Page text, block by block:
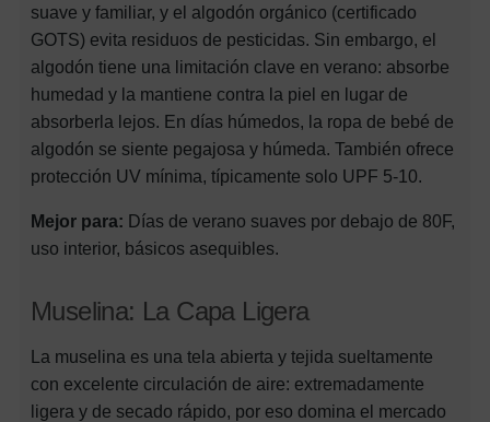
suave y familiar, y el algodón orgánico (certificado
GOTS) evita residuos de pesticidas. Sin embargo, el
algodón tiene una limitación clave en verano: absorbe
humedad y la mantiene contra la piel en lugar de
absorberla lejos. En días húmedos, la ropa de bebé de
algodón se siente pegajosa y húmeda. También ofrece
protección UV mínima, típicamente solo UPF 5-10.
Mejor para: Días de verano suaves por debajo de 80F,
uso interior, básicos asequibles.
Muselina: La Capa Ligera
La muselina es una tela abierta y tejida sueltamente
con excelente circulación de aire: extremadamente
ligera y de secado rápido, por eso domina el mercado